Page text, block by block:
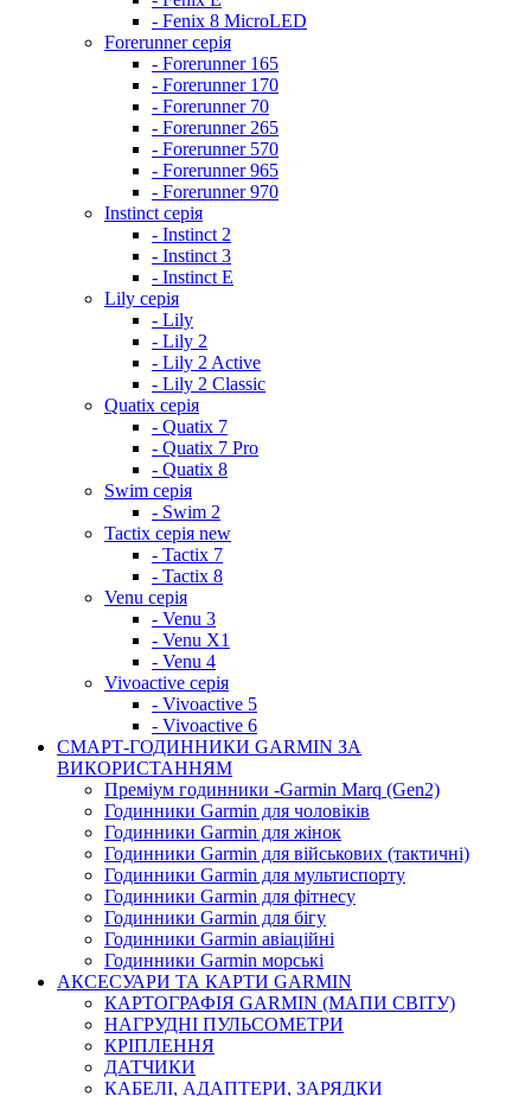
- Fenix 8 MicroLED
Forerunner серія
- Forerunner 165
- Forerunner 170
- Forerunner 70
- Forerunner 265
- Forerunner 570
- Forerunner 965
- Forerunner 970
Instinct серія
- Instinct 2
- Instinct 3
- Instinct E
Lily серія
- Lily
- Lily 2
- Lily 2 Active
- Lily 2 Classic
Quatix серія
- Quatix 7
- Quatix 7 Pro
- Quatix 8
Swim серія
- Swim 2
Tactix серія new
- Tactix 7
- Tactix 8
Venu серія
- Venu 3
- Venu X1
- Venu 4
Vivoactive серія
- Vivoactive 5
- Vivoactive 6
СМАРТ-ГОДИННИКИ GARMIN ЗА
ВИКОРИСТАННЯМ
Преміум годинники -Garmin Marq (Gen2)
Годинники Garmin для чоловіків
Годинники Garmin для жінок
Годинники Garmin для військових (тактичні)
Годинники Garmin для мультиспорту
Годинники Garmin для фітнесу
Годинники Garmin для бігу
Годинники Garmin авіаційні
Годинники Garmin морські
АКСЕСУАРИ ТА КАРТИ GARMIN
КАРТОГРАФІЯ GARMIN (МАПИ СВІТУ)
НАГРУДНІ ПУЛЬСОМЕТРИ
КРІПЛЕННЯ
ДАТЧИКИ
КАБЕЛІ, АДАПТЕРИ, ЗАРЯДКИ